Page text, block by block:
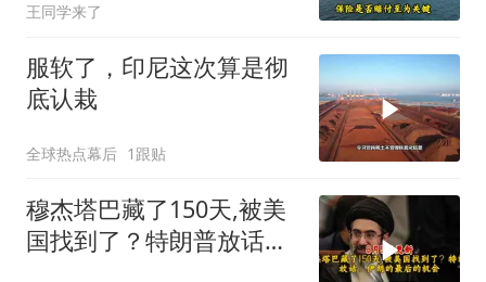
彻底破灭！
王同学来了
服软了，印尼这次算是彻
底认栽
全球热点幕后 1跟贴
穆杰塔巴藏了150天,被美
国找到了？特朗普放话：